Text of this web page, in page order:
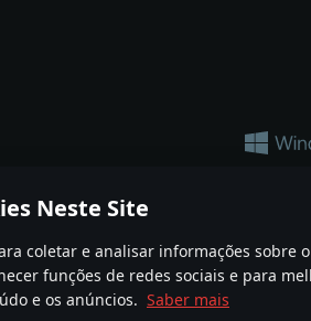
Neste Site
coletar e analisar informações sobre
funções de redes sociais e para
e os anúncios. Saber mais
qualquer sistema de armas ou veículo neste
Games Kft. All trademarks, logos and brand
Termos de Serviço